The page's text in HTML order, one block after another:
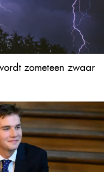
zometeen zwaar